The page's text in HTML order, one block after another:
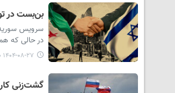
بن‌بست در
سرویس
در حالی که
۱۴۰۴-۰۸-۲۷ ۲۰:۱۰
گشت‌زنی